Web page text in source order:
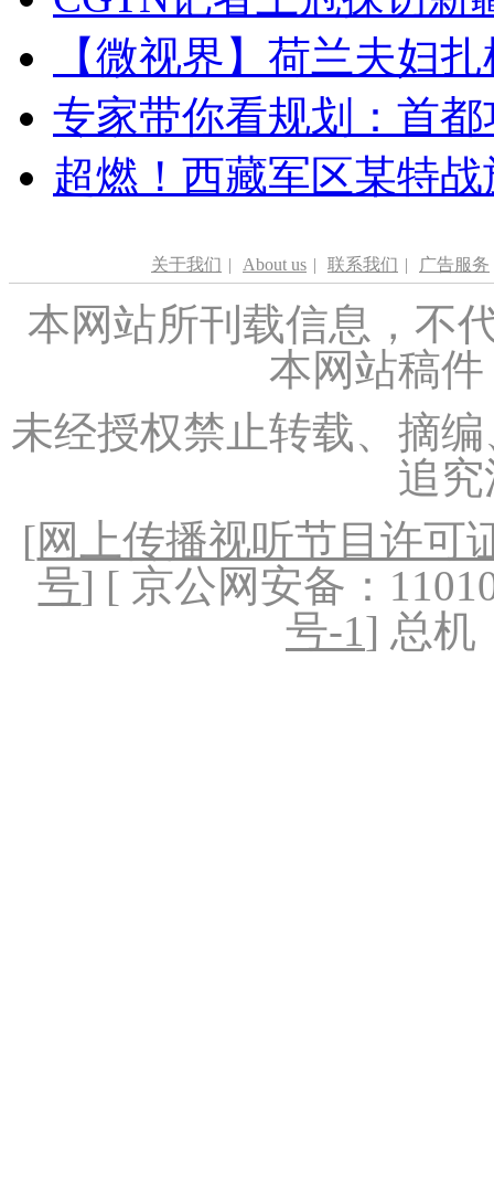
【微视界】荷兰夫妇
专家带你看规划：首
超燃！西藏军区某特
关于我们 | About us | 联系我们 | 广告服务
本网站所刊载信息，不
本网站稿
未经授权禁止转载、摘
追
[网上传播视听节目许可
号] [ 京公网安备：
号-1] 总机